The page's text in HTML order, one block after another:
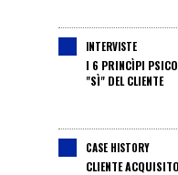
INTERVISTE
I 6 PRINCÌPI
"SÌ" DEL CLIENTE
CASE HISTORY
CLIENTE